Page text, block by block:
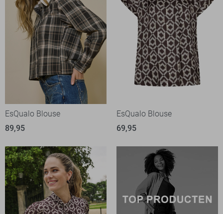
EsQualo Blouse
89,95
EsQualo Blouse
69,95